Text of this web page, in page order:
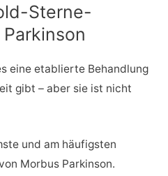
Sterne-
eine etablierte Behandlung
gibt – aber sie ist nicht
und am häufigsten
Morbus Parkinson.